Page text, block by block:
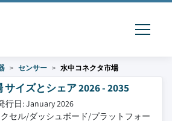
センサー 水中コネクタ市場
イズとシェア 2026 - 2035
行日: January 2026
クセル/ダッシュボード/プラットフォー